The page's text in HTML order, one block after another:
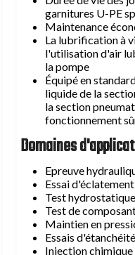
garnitures U-PE
Maintenance
La lubrification à
l'utilisation d'air
la pompe
Équipé en
liquide de la
la section
fonctionnement
Domaines
Epreuve
Essai d'éclatement
Test hydrostatique
Test de
Maintien en
Essais d'étanchéité
Injection chimique